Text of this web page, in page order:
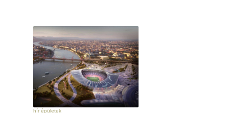
hír épületek